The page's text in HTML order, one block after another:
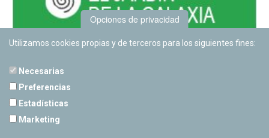
Opciones de privacidad
Utilizamos cookies propias y de terceros para los siguientes fines:
Necesarias
Preferencias
Estadísticas
Marketing